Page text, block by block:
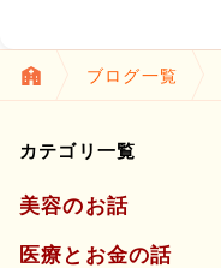
ブログ一覧
カテゴリ一覧
美容のお話
医療とお金の話